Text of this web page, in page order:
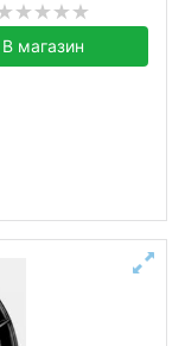
В магазин